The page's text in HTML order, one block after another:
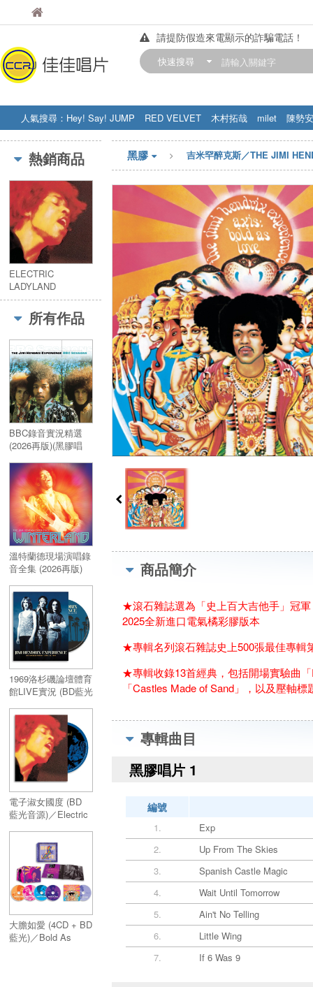
佳佳唱片
請提防假造來電顯示的詐騙電話！
【中華門市營業時間調整公告】
快速搜尋
人氣搜尋： Hey! Say! JUMP RED VELVET 木村拓哉 milet
陳勢安
STRAY KIDS
盧廣仲 周杰伦
熱銷商品
ELECTRIC
LADYLAND
所有作品
BBC錄音實況精選
(2026再版)(黑膠唱
(2026 Reissue)
(Vinyl)
溫特蘭德現場演唱錄
音全集 (2026再版)
Winterland (2026
Reissue)(Vinyl)
1969洛杉磯論壇體育
館LIVE實況 (BD藍光
Forum - April 26,
1969 (Blu-Ray
Audio)
電子淑女國度 (BD
藍光音源)／Electric
大膽如愛 (4CD + BD
藍光)／Bold As
黑膠 吉米罕醉克斯／THE JIMI
商品簡介
★滾石雜誌選為「史上百大吉他手」冠
2025全新進口電氣橘彩膠版本
★專輯名列滾石雜誌史上500張最佳專輯
★專輯收錄13首經典，包括開場實驗曲
「Castles Made of Sand」，以及壓軸
專輯曲目
黑膠唱片 1
編號
1.
Exp
2.
Up From The Skies
3.
Spanish Castle Magic
4.
Wait Until Tomorrow
5.
Ain't No Telling
6.
Little Wing
7.
If 6 Was 9